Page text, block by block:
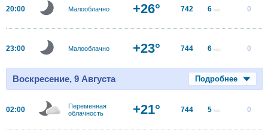
20:00 Малооблачно +26° 742 6 м/с 0
23:00 Малооблачно +23° 744 6 м/с 0
Воскресение, 9 Августа Подробнее
02:00
Переменная
облачность
+21° 744 5 м/с 0